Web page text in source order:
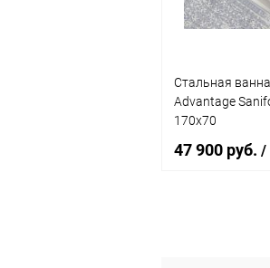
Стальная
Advantage
170x70
47 900 руб. /